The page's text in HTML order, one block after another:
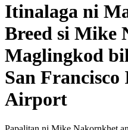
Itinalaga ni
Breed si Mike
Maglingkod
San
Airport